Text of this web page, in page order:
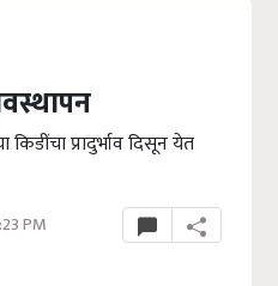
प्रादुर्भाव दिसून येत
PM